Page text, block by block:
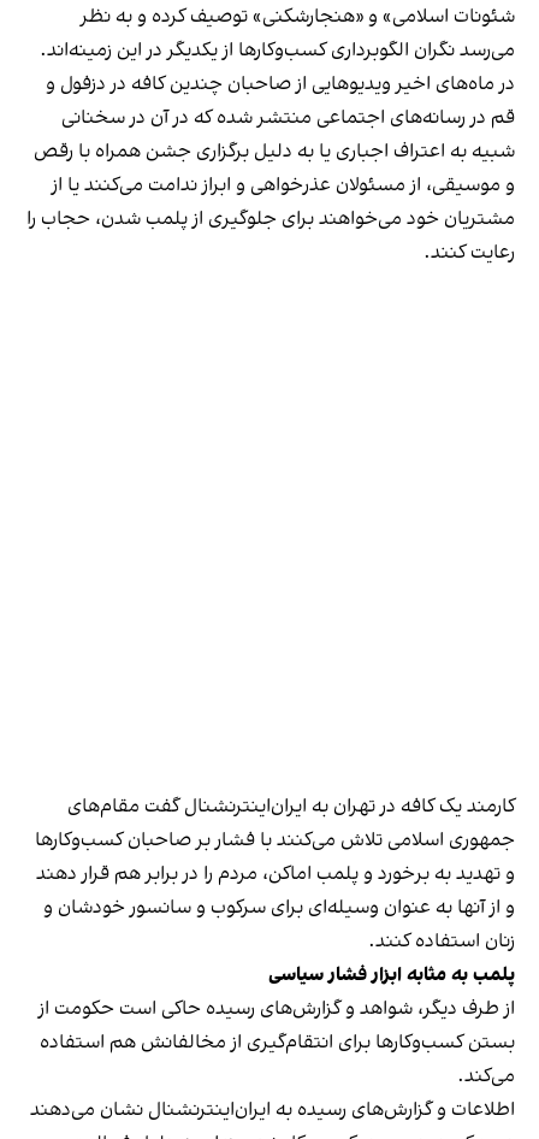
شئونات اسلامی» و «هنجارشکنی» توصیف کرده و به نظر
می‌رسد نگران الگوبرداری کسب‌وکارها از یکدیگر در این زمینه‌اند.
در ماه‌های اخیر ویدیوهایی از صاحبان چندین کافه در دزفول و
قم در رسانه‌های اجتماعی منتشر شده که در آن در سخنانی
شبیه به اعتراف اجباری یا به دلیل برگزاری جشن همراه با رقص
و موسیقی، از مسئولان عذرخواهی و ابراز ندامت می‌کنند یا از
مشتریان خود می‌خواهند برای جلوگیری از پلمب شدن، حجاب را
رعایت کنند.
کارمند یک کافه در تهران به ایران‌اینترنشنال گفت مقام‌های
جمهوری اسلامی تلاش می‌کنند با فشار بر صاحبان کسب‌وکارها
و تهدید به برخورد و پلمب اماکن، مردم را در برابر هم قرار دهند
و از آنها به عنوان وسیله‌ای برای سرکوب و سانسور خودشان و
زنان استفاده کنند.
پلمب به مثابه ابزار فشار سیاسی
از طرف دیگر، شواهد و گزارش‌های رسیده حاکی است حکومت از
بستن کسب‌وکارها برای انتقام‌گیری از مخالفانش هم استفاده
می‌کند.
اطلاعات و گزارش‌های رسیده به ایران‌اینترنشنال نشان می‌دهند